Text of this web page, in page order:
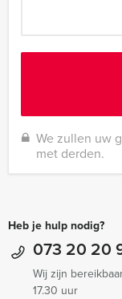
We zullen uw
met derden.
Heb je hulp nodig?
073 20 20
Wij zijn
17.30 uur